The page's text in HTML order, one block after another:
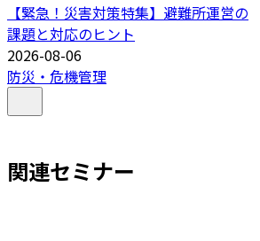
【緊急！災害対策特集】避難所運営の
課題と対応のヒント
2026-08-06
防災・危機管理
関連セミナー